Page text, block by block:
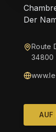
Der
Route
34800
AUF